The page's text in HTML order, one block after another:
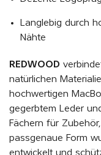
Langlebig durch
Nähte
REDWOOD
natürlichen
hochwertigen
gegerbtem Leder
Fächern für
passgenaue Form
entwickelt und